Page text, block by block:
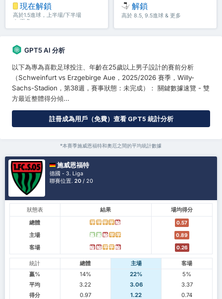
現在解鎖
高於1.5進球，上半場/下半場
＆ 更多
解鎖
高於 8.5, 9.5進球 & 更多
GPT5 AI 分析
以下為專為喜歡足球投注、年齡在25歲以上男子設計的賽前分析
（Schweinfurt vs Erzgebirge Aue，2025/2026 賽季，Willy-
Sachs-Stadion，第38週，賽事狀態：未完成）： 關鍵數據速覽 - 雙
方最近整體得分傾...
註冊成為用戶（免費）查看 GPT5 統計分析
*本賽季施威恩福特和奧厄之間的平均統計數據
施威恩福特
德國 - 3. Liga
聯賽位置.20 / 20
狀態表 結果
場均得分
總體
平 平 平 平 輸 0.57
主場 贏 贏 輸 平 平 0.89
客場 輸 輸 平 平 輸 0.26
統計 總體 主場
客場
贏%
14% 22%
5%
平均
3.22 3.06
3.37
得分
0.97 1.22
0.74